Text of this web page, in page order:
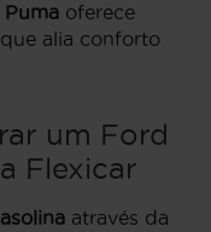
Puma oferece
alia conforto
um Ford
Flexicar
através da